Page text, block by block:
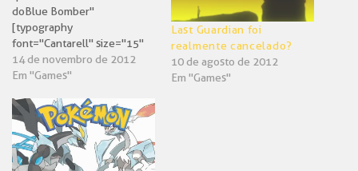
do Blue Bomber"
[typography
font="Cantarell" size="15"
size_format="px"]Há exatos
dois anos atrás, tivemos o
Legends 3 e mais um tempo
depois, o título online: Mega
Man Universe.[/typography]
[typography
14 de novembro de 2012
Em "Games"
Last Guardian foi
realmente cancelado?
10 de agosto de 2012
Em "Games"